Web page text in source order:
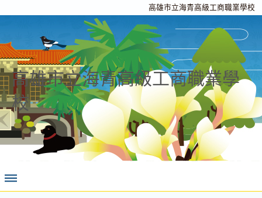
高雄市立海青高級工商職業學校
高雄市立海青高級工商職業學
校